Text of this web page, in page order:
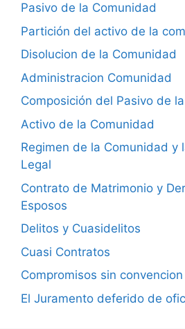
Pasivo de la Comunidad
Partición del activo de la
Disolucion de la Comunidad
Administracion Comunidad
Composición del Pasivo de
Activo de la Comunidad
Regimen de la Comunidad y
Legal
Contrato de Matrimonio y
Esposos
Delitos y Cuasidelitos
Cuasi Contratos
Compromisos sin convencion
El Juramento deferido de